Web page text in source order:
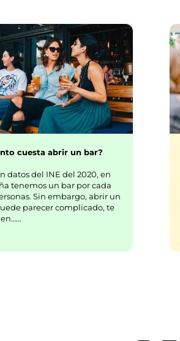
cuesta abrir un bar?
datos del INE del 2020, en
tenemos un bar por cada
Sin embargo, abrir un
parecer complicado, te